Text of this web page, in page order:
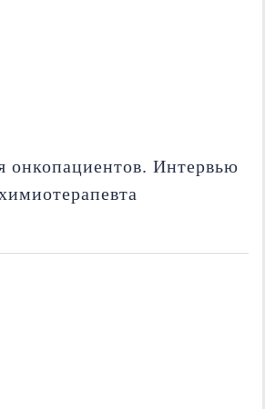
онкопациентов. Интервью